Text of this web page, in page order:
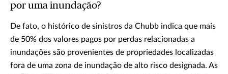
por uma inundação?
De fato, o histórico de sinistros da Chubb indica que mais
de 50% dos valores pagos por perdas relacionadas a
inundações são provenientes de propriedades localizadas
fora de uma zona de inundação de alto risco designada. As